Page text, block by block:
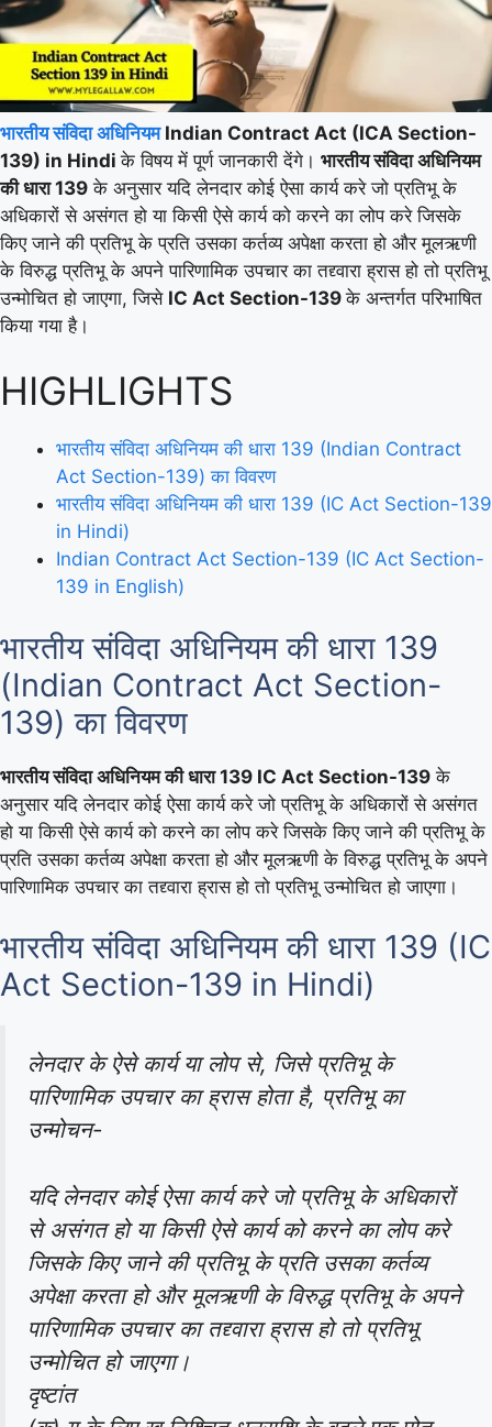
भारतीय संविदा अधिनियमIndian Contract Act (ICA Section-
139) in Hindiके विषय में पूर्ण जानकारी देंगे। भारतीय संविदा अधिनियम
की धारा 139 के अनुसार यदि लेनदार कोई ऐसा कार्य करे जो प्रतिभू के
अधिकारों से असंगत हो या किसी ऐसे कार्य को करने का लोप करे जिसके
किए जाने की प्रतिभू के प्रति उसका कर्तव्य अपेक्षा करता हो और मूलऋणी
के विरुद्ध प्रतिभू के अपने पारिणामिक उपचार का तद्द्वारा ह्रास हो तो प्रतिभू
उन्मोचित हो जाएगा, जिसे IC Act Section-139के अन्तर्गत परिभाषित
किया गया है।
HIGHLIGHTS
भारतीय संविदा अधिनियम की धारा 139 (Indian Contract
Act Section-139) का विवरण
भारतीय संविदा अधिनियम की धारा 139 (IC Act Section-139
in Hindi)
Indian Contract Act Section-139 (IC Act Section-
139 in English)
भारतीय संविदा अधिनियम की धारा 139
(Indian Contract Act Section-
139) का विवरण
भारतीय संविदा अधिनियम की धारा 139 IC Act Section-139 के
अनुसार यदि लेनदार कोई ऐसा कार्य करे जो प्रतिभू के अधिकारों से असंगत
हो या किसी ऐसे कार्य को करने का लोप करे जिसके किए जाने की प्रतिभू के
प्रति उसका कर्तव्य अपेक्षा करता हो और मूलऋणी के विरुद्ध प्रतिभू के अपने
पारिणामिक उपचार का तद्द्वारा ह्रास हो तो प्रतिभू उन्मोचित हो जाएगा।
भारतीय संविदा अधिनियम की धारा 139 (IC
Act Section-139 in Hindi)
लेनदार के ऐसे कार्य या लोप से, जिसे प्रतिभू के
पारिणामिक उपचार का ह्रास होता है, प्रतिभू का
उन्मोचन-
यदि लेनदार कोई ऐसा कार्य करे जो प्रतिभू के अधिकारों
से असंगत हो या किसी ऐसे कार्य को करने का लोप करे
जिसके किए जाने की प्रतिभू के प्रति उसका कर्तव्य
अपेक्षा करता हो और मूलऋणी के विरुद्ध प्रतिभू के अपने
पारिणामिक उपचार का तद्द्वारा ह्रास हो तो प्रतिभू
उन्मोचित हो जाएगा।
दृष्टांत